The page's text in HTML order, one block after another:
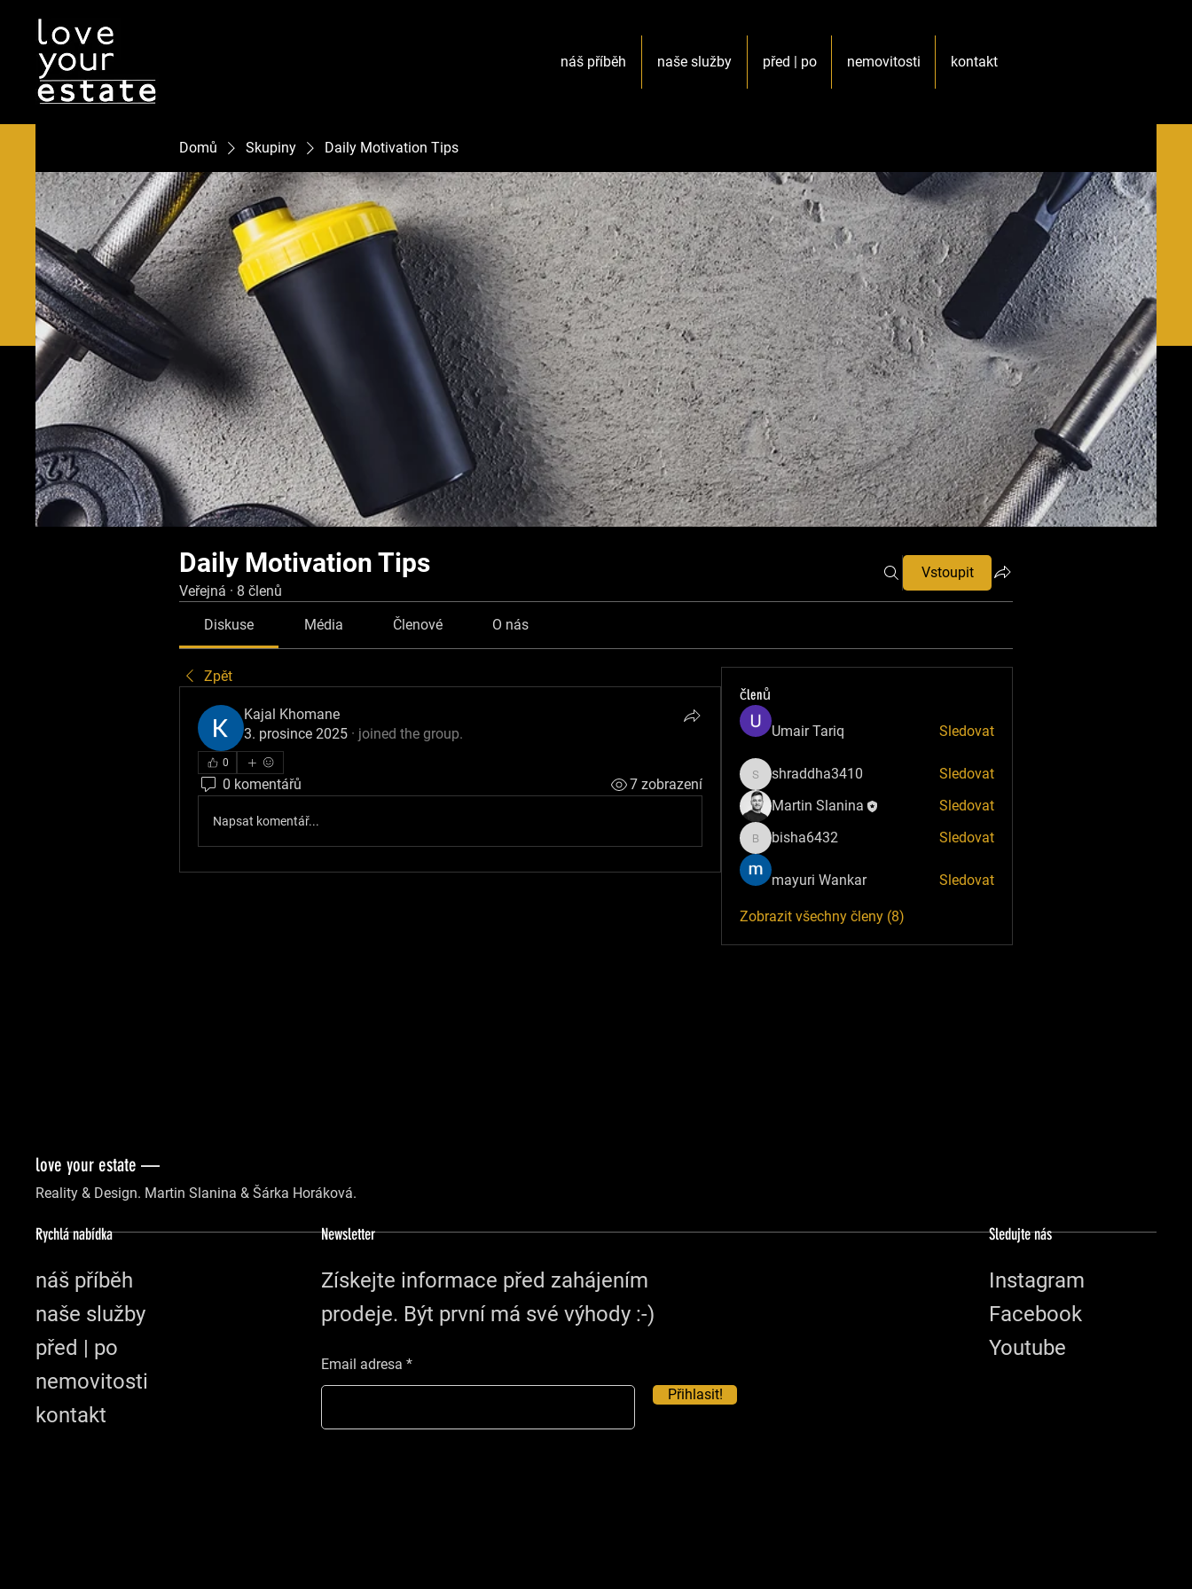
náš příběh naše služby před | po nemovitosti kontakt
Domů Skupiny Daily Motivation Tips
Daily Motivation Tips
Veřejná · 8 členů
Vstoupit
Diskuse Média Členové O nás
Zpět
Kajal Khomane
3. prosince 2025 · joined the group.
0
0 komentářů 7 zobrazení
Napsat komentář...
členů
Umair Tariq Sledovat
shraddha3410
shraddha3410
Sledovat
Martin Slanina
Sledovat
bisha6432
bisha6432 Sledovat
mayuri Wankar Sledovat
Zobrazit všechny členy (8)
love your estate —
Reality & Design. Martin Slanina & Šárka Horáková.
Rychlá nabídka
náš příběh
naše služby
před | po
nemovitosti
kontakt
Newsletter
Získejte informace před zahájením
prodeje. Být první má své výhody :-)
Email adresa
Přihlasit!
Sledujte nás
Instagram
Facebook
Youtube